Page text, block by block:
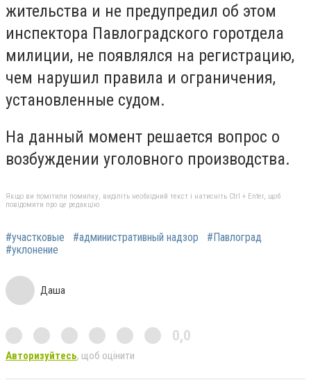
жительства и не предупредил об этом
инспектора Павлоградского горотдела
милиции, не появлялся на регистрацию,
чем нарушил правила и ограничения,
установленные судом.
На данный момент решается вопрос о
возбуждении уголовного производства.
Якщо ви помітили помилку, виділіть необхідний текст і натисніть Ctrl + Enter, щоб
повідомити про це редакцію
#участковые #административный надзор
#Павлоград
#уклонение
Даша
0,0
Авторизуйтесь, щоб оцінити